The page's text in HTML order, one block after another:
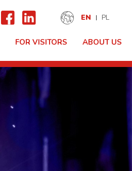
EN PL
FOR VISITORS ABOUT US